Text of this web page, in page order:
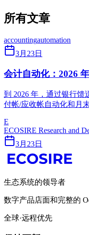
所有文章
accountingautomation
3月23日
会计自动化：2026
到 2026 年，通过银行馈
付帐/应收帐自动化和月
E
ECOSIRE Research and
3月23日
生态系统的领导者
数字产品店面和完整的
全球·远程优先